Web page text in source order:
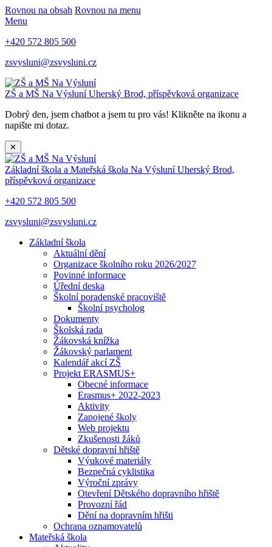
Rovnou na obsah Rovnou na menu
Menu
+420 572 805 500
zsvysluni@zsvysluni.cz
ZŠ a MŠ Na VýsluníUherský Brod, příspěvková organizace
Dobrý den, jsem chatbot a jsem tu pro vás! Klikněte na ikonu a
napište mi dotaz.
✕
Základní škola a Mateřská škola Na VýsluníUherský Brod,
příspěvková organizace
+420 572 805 500
zsvysluni@zsvysluni.cz
Základní škola
Aktuální dění
Organizace školního roku 2026/2027
Povinné informace
Úřední deska
Školní poradenské pracoviště
Školní psycholog
Dokumenty
Školská rada
Žákovská knížka
Žákovský parlament
Kalendář akcí ZŠ
Projekt ERASMUS+
Obecné informace
Erasmus+ 2022-2023
Aktivity
Zapojené školy
Web projektu
Zkušenosti žáků
Dětské dopravní hřiště
Výukové materiály
Bezpečná cyklistika
Výroční zprávy
Otevření Dětského dopravního hřiště
Provozní řád
Dění na dopravním hřišti
Ochrana oznamovatelů
Mateřská škola